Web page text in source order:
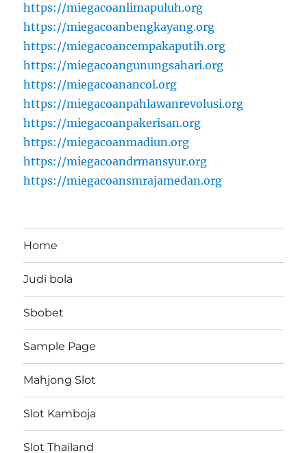
https://miegacoanlimapuluh.org
https://miegacoanbengkayang.org
https://miegacoancempakaputih.org
https://miegacoangunungsahari.org
https://miegacoanancol.org
https://miegacoanpahlawanrevolusi.org
https://miegacoanpakerisan.org
https://miegacoanmadiun.org
https://miegacoandrmansyur.org
https://miegacoansmrajamedan.org
Home
Judi bola
Sbobet
Sample Page
Mahjong Slot
Slot Kamboja
Slot Thailand